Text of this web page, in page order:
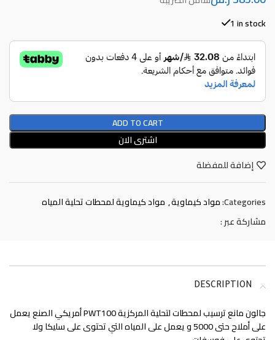
1 in stock
ADD TO CART
اشترى الان
إضافة للمفضلة
Categories: مواد كيماوية, مواد كيماوية لمحطات تحلية المياه
مشاركة عبر :
DESCRIPTION
جالون مانع ترسيب لمحطات لتحلية المركزية PWT100 أمريكي الصنع يعمل
على أملاح حتى 5000 و يعمل على المياه التي تحتوى على سليكا ولا